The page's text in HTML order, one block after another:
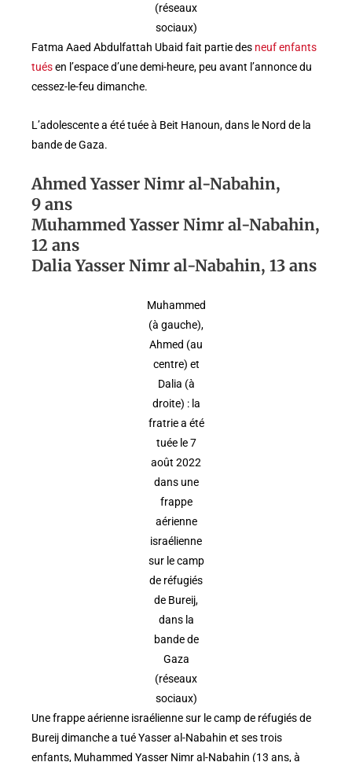
(réseaux
sociaux)
Fatma Aaed Abdulfattah Ubaid fait partie des neuf enfants
tuésen l’espace d’une demi-heure, peu avant l’annonce du
cessez-le-feu dimanche.
L’adolescente a été tuée à Beit Hanoun, dans le Nord de la
bande de Gaza.
Ahmed Yasser Nimr al-Nabahin,
9 ans
Muhammed Yasser Nimr al-Nabahin,
12 ans
Dalia Yasser Nimr al-Nabahin, 13 ans
Muhammed
(à gauche),
Ahmed (au
centre) et
Dalia (à
droite) : la
fratrie a été
tuée le 7
août 2022
dans une
frappe
aérienne
israélienne
sur le camp
de réfugiés
de Bureij,
dans la
bande de
Gaza
(réseaux
sociaux)
Une frappe aérienne israélienne sur le camp de réfugiés de
Bureij dimanche a tué Yasser al-Nabahin et ses trois
enfants, Muhammed Yasser Nimr al-Nabahin (13 ans, à